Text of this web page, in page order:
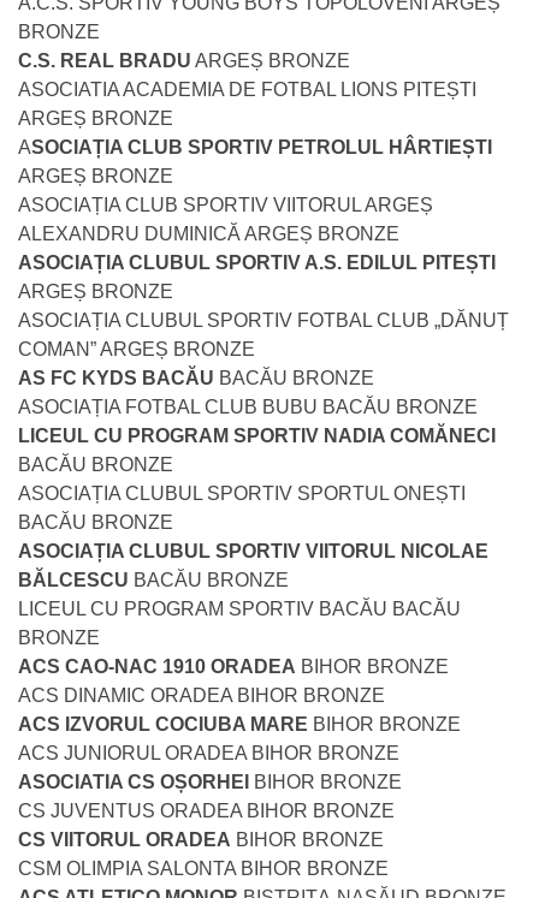
BRONZE
C.S. REAL BRADU ARGEȘ BRONZE
ASOCIATIA ACADEMIA DE FOTBAL LIONS PITEȘTI
ARGEȘ BRONZE
ASOCIAȚIA CLUB SPORTIV PETROLUL HÂRTIEȘTI
ARGEȘ BRONZE
ASOCIAȚIA CLUB SPORTIV VIITORUL ARGEȘ
ALEXANDRU DUMINICĂ ARGEȘ BRONZE
ASOCIAȚIA CLUBUL SPORTIV A.S. EDILUL PITEȘTI
ARGEȘ BRONZE
ASOCIAȚIA CLUBUL SPORTIV FOTBAL CLUB „DĂNUȚ
COMAN” ARGEȘ BRONZE
AS FC KYDS BACĂU BACĂU BRONZE
ASOCIAȚIA FOTBAL CLUB BUBU BACĂU BRONZE
LICEUL CU PROGRAM SPORTIV NADIA COMĂNECI
BACĂU BRONZE
ASOCIAȚIA CLUBUL SPORTIV SPORTUL ONEȘTI
BACĂU BRONZE
ASOCIAȚIA CLUBUL SPORTIV VIITORUL NICOLAE
BĂLCESCU BACĂU BRONZE
LICEUL CU PROGRAM SPORTIV BACĂU BACĂU
BRONZE
ACS CAO-NAC 1910 ORADEA BIHOR BRONZE
ACS DINAMIC ORADEA BIHOR BRONZE
ACS IZVORUL COCIUBA MARE BIHOR BRONZE
ACS JUNIORUL ORADEA BIHOR BRONZE
ASOCIATIA CS OȘORHEI
BIHOR BRONZE
CS JUVENTUS ORADEA BIHOR BRONZE
CS VIITORUL ORADEA BIHOR BRONZE
CSM OLIMPIA SALONTA BIHOR BRONZE